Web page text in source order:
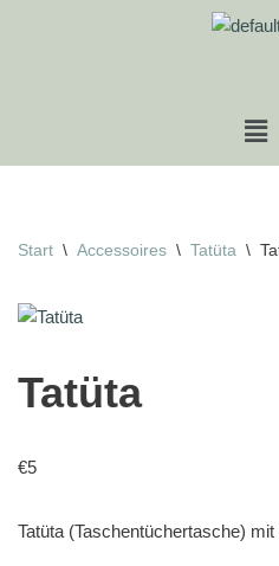
Start \ Accessoires \ Tatüta \
Tatüta
€5
Tatüta (Taschentüchertasche)